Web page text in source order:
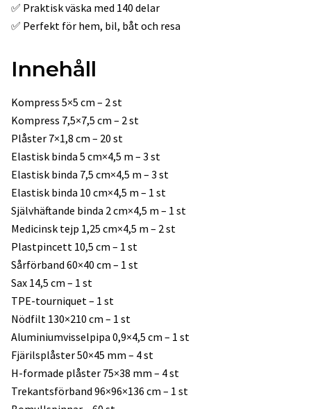
✅ Praktisk väska med 140 delar
✅ Perfekt för hem, bil, båt och resa
Innehåll
Kompress 5×5 cm – 2 st
Kompress 7,5×7,5 cm – 2 st
Plåster 7×1,8 cm – 20 st
Elastisk binda 5 cm×4,5 m – 3 st
Elastisk binda 7,5 cm×4,5 m – 3 st
Elastisk binda 10 cm×4,5 m – 1 st
Självhäftande binda 2 cm×4,5 m – 1 st
Medicinsk tejp 1,25 cm×4,5 m – 2 st
Plastpincett 10,5 cm – 1 st
Sårförband 60×40 cm – 1 st
Sax 14,5 cm – 1 st
TPE-tourniquet – 1 st
Nödfilt 130×210 cm – 1 st
Aluminiumvisselpipa 0,9×4,5 cm – 1 st
Fjärilsplåster 50×45 mm – 4 st
H-formade plåster 75×38 mm – 4 st
Trekantsförband 96×96×136 cm – 1 st